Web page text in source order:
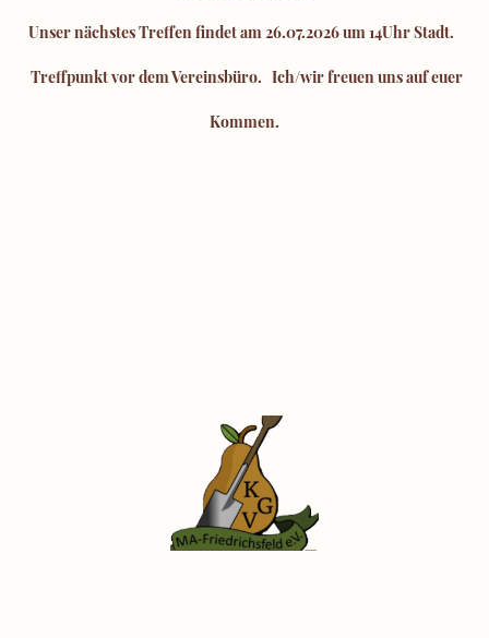
Unser nächstes Treffen findet am 26.07.2026 um 14Uhr Stadt.
Treffpunkt vor dem Vereinsbüro. Ich/wir freuen uns auf euer
Kommen.